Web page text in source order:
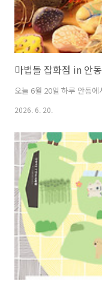
마법돌 잡화점 in 안동
오늘 6월 20일 하루 안동
2026. 6. 20.